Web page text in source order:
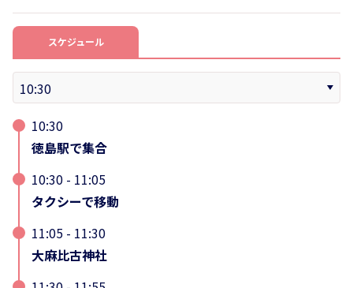
スケジュール
10:30
徳島駅で集合
10:30 - 11:05
タクシーで移動
11:05 - 11:30
大麻比古神社